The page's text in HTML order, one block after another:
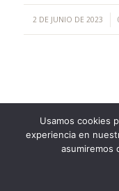
2 DE JUNIO DE 2023
/
©Copyright [2023] -
Telecomunicaciones
Usamos cookies
experiencia en
asumiremos